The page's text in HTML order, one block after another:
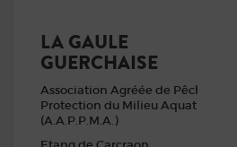
LA GAULE
GUERCHAISE
Association Agréée de Pêche et de
Protection du Milieu Aquatique
(A.A.P.P.M.A.)